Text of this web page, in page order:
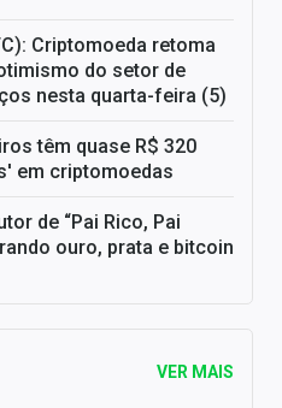
Criptomoeda retoma
do setor de
nesta quarta-feira (5)
têm quase R$ 320
em criptomoedas
de “Pai Rico, Pai
ouro, prata e bitcoin
VER MAIS